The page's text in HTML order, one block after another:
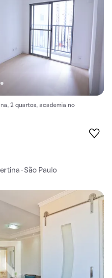
2 quartos, academia no
· São Paulo